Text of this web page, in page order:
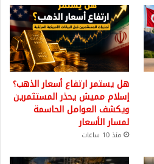
هل يستمر ارتفاع أسعار الذهب؟
إسلام مميش يحذر المستثمرين
ويكشف العوامل الحاسمة
لمسار الأسعار
منذ 10 ساعات